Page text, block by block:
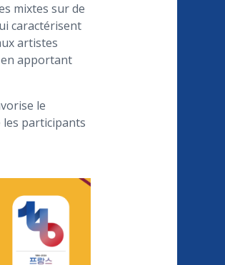
mixtes sur de
caractérisent
artistes
apportant
le
participants